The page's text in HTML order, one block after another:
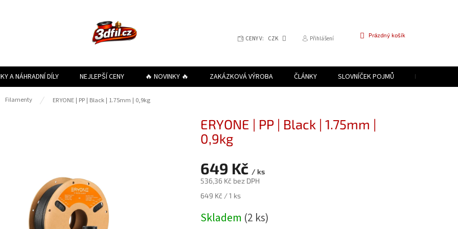
CENY V: CZK Přihlášení
NÁKUPNÍ
Prázdný košík
A NÁHRADNÍ DÍLY NEJLEPŠÍ CENY 🔥 NOVINKY 🔥 ZAKÁZKOVÁ VÝROBA ČLÁNKY SLOVNÍČEK POJMŮ PROGRAM
Filamenty ERYONE | PP | Black | 1.75mm | 0,9kg
ERYONE | PP | Black | 1.75mm |
0,9kg
649 Kč / ks
536,36 Kč bez DPH
Měrná
649 Kč / 1 ks
Skladem (2 ks)